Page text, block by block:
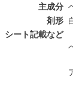
主成分
剤形
シート記載など